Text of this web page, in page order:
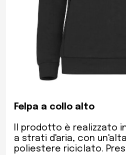
Felpa a collo alto
Il prodotto è realizzato
a strati d'aria, con
poliestere riciclato.